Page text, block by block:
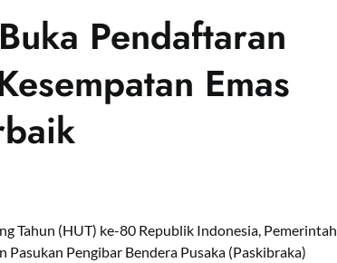
Pendaftaran
Emas
Tahun (HUT) ke-80 Republik Indonesia, Pemerintah
Pengibar Bendera Pusaka (Paskibraka)